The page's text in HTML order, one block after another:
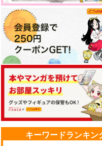
キーワードランキ